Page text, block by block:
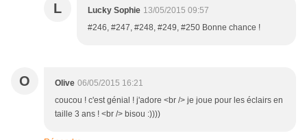
L Lucky Sophie 13/05/2015 09:57
#246, #247, #248, #249, #250 Bonne chance !
O Olive 06/05/2015 16:21
coucou ! c'est génial ! j'adore <br /> je joue pour les éclairs en
taille 3 ans ! <br /> bisou :))))